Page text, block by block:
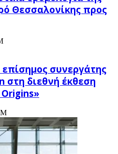
Θεσσαλονίκης προς
συνεργάτης
στη διεθνή έκθεση